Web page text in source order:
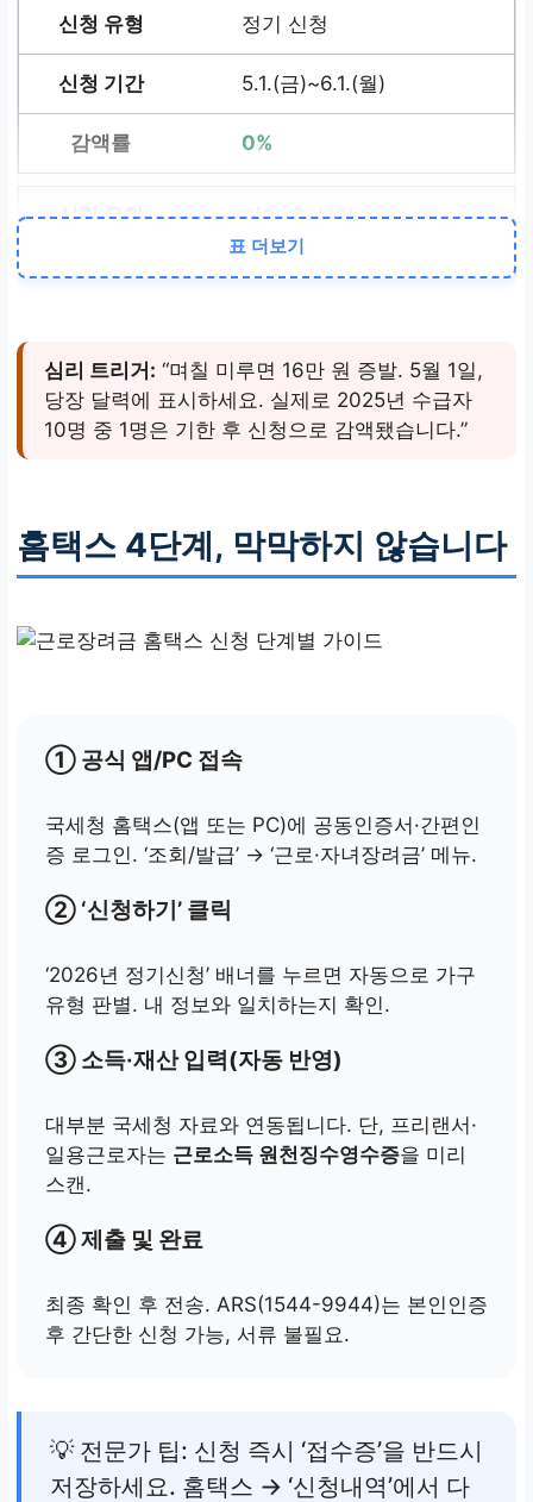
정기 신청
5.1.(금)~6.1.(월)
0%
기한 후 신청
6.2.(화)~11.30.
표 더보기
심리 트리거: “며칠 미루면 16만 원 증발. 5월 1일,
당장 달력에 표시하세요. 실제로 2025년 수급자
10명 중 1명은 기한 후 신청으로 감액됐습니다.”
홈택스 4단계, 막막하지 않습니다
① 공식 앱/PC 접속
국세청 홈택스(앱 또는 PC)에 공동인증서·간편인
증 로그인. ‘조회/발급’ → ‘근로·자녀장려금’ 메뉴.
② ‘신청하기’ 클릭
‘2026년 정기신청’ 배너를 누르면 자동으로 가구
유형 판별. 내 정보와 일치하는지 확인.
③ 소득·재산 입력(자동 반영)
대부분 국세청 자료와 연동됩니다. 단, 프리랜서·
일용근로자는 근로소득 원천징수영수증을 미리
스캔.
④ 제출 및 완료
최종 확인 후 전송. ARS(1544-9944)는 본인인증
후 간단한 신청 가능, 서류 불필요.
💡 전문가 팁: 신청 즉시 ‘접수증’을 반드시
저장하세요. 홈택스 → ‘신청내역’에서 다